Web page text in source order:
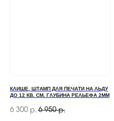
КЛИШЕ, ШТАМП ДЛЯ ПЕЧАТИ НА ЛЬДУ
ДО 12 КВ. СМ. ГЛУБИНА РЕЛЬЕФА 2ММ
6 300 р. 6 950 р.ОТПРАВИТЬ